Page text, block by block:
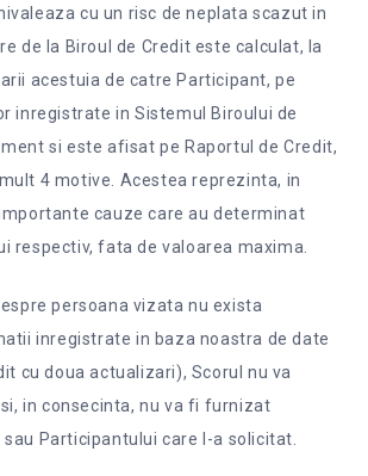
cu un risc de neplata scazut in
de la Biroul de Credit este calculat, la
acestuia de catre Participant, pe
inregistrate in Sistemul Biroului de
si este afisat pe Raportul de Credit,
4 motive. Acestea reprezinta, in
cauze care au determinat
respectiv, fata de valoarea maxima.
persoana vizata nu exista
inregistrate in baza noastra de date
cu doua actualizari), Scorul nu va
in consecinta, nu va fi furnizat
Participantului care l-a solicitat.